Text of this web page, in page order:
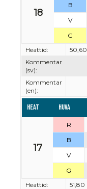
18
B
V
G
Heattid:
50,60
Kommentar
(sv):
Kommentar
(en):
Heat Huva
17
R
B
V
G
Heattid:
51,80